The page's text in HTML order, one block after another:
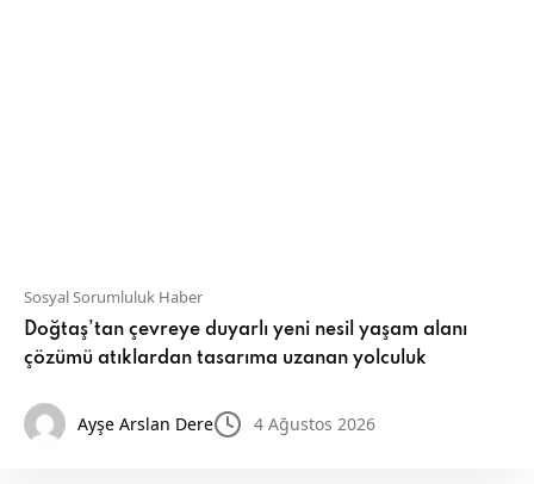
Sosyal Sorumluluk Haber
Doğtaş’tan çevreye duyarlı yeni nesil yaşam alanı
çözümü atıklardan tasarıma uzanan yolculuk
Ayşe Arslan Dere 4 Ağustos 2026